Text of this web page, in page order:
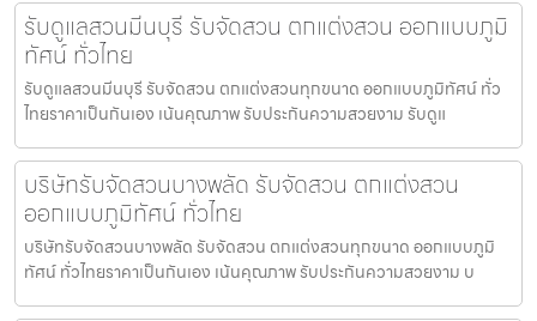
รับดูแลสวนมีนบุรี รับจัดสวน ตกแต่งสวน ออกแบบภูมิ
ทัศน์ ทั่วไทย
รับดูแลสวนมีนบุรี รับจัดสวน ตกแต่งสวนทุกขนาด ออกแบบภูมิทัศน์ ทั่ว
ไทยราคาเป็นกันเอง เน้นคุณภาพ รับประกันความสวยงาม รับดูแ
บริษัทรับจัดสวนบางพลัด รับจัดสวน ตกแต่งสวน
ออกแบบภูมิทัศน์ ทั่วไทย
บริษัทรับจัดสวนบางพลัด รับจัดสวน ตกแต่งสวนทุกขนาด ออกแบบภูมิ
ทัศน์ ทั่วไทยราคาเป็นกันเอง เน้นคุณภาพ รับประกันความสวยงาม บ